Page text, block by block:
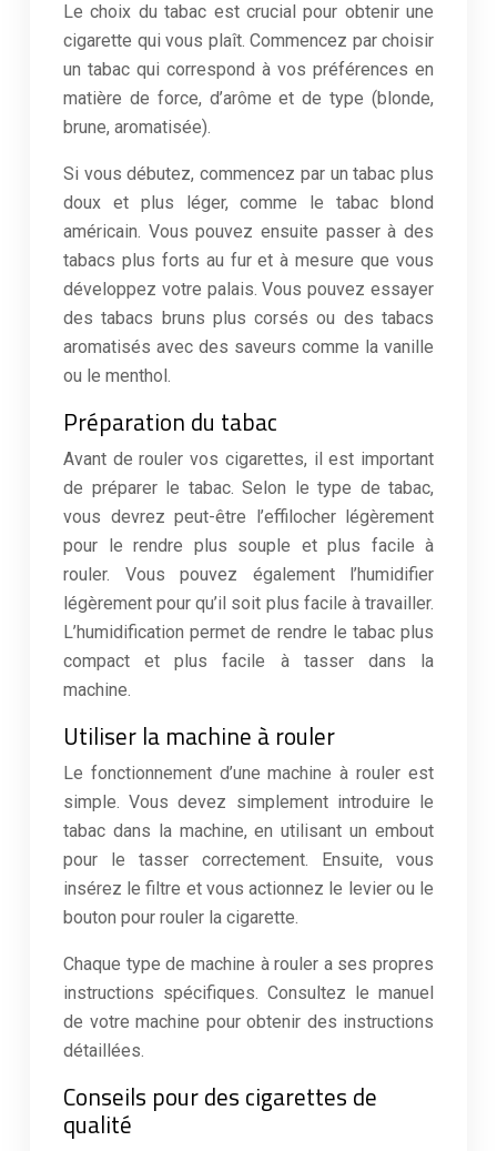
Le choix du tabac est crucial pour obtenir une
cigarette qui vous plaît. Commencez par choisir
un tabac qui correspond à vos préférences en
matière de force, d’arôme et de type (blonde,
brune, aromatisée).
Si vous débutez, commencez par un tabac plus
doux et plus léger, comme le tabac blond
américain. Vous pouvez ensuite passer à des
tabacs plus forts au fur et à mesure que vous
développez votre palais. Vous pouvez essayer
des tabacs bruns plus corsés ou des tabacs
aromatisés avec des saveurs comme la vanille
ou le menthol.
Préparation du tabac
Avant de rouler vos cigarettes, il est important
de préparer le tabac. Selon le type de tabac,
vous devrez peut-être l’effilocher légèrement
pour le rendre plus souple et plus facile à
rouler. Vous pouvez également l’humidifier
légèrement pour qu’il soit plus facile à travailler.
L’humidification permet de rendre le tabac plus
compact et plus facile à tasser dans la
machine.
Utiliser la machine à rouler
Le fonctionnement d’une machine à rouler est
simple. Vous devez simplement introduire le
tabac dans la machine, en utilisant un embout
pour le tasser correctement. Ensuite, vous
insérez le filtre et vous actionnez le levier ou le
bouton pour rouler la cigarette.
Chaque type de machine à rouler a ses propres
instructions spécifiques. Consultez le manuel
de votre machine pour obtenir des instructions
détaillées.
Conseils pour des cigarettes de
qualité